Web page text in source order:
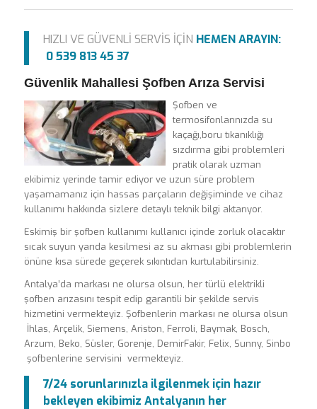
HIZLI VE GÜVENLİ SERVİS İÇİN HEMEN ARAYIN:
0 539 813 45 37
Güvenlik Mahallesi Şofben Arıza Servisi
Şofben ve
termosifonlarınızda su
kaçağı,boru tıkanıklığı
sızdırma gibi problemleri
pratik olarak uzman
ekibimiz yerinde tamir ediyor ve uzun süre problem
yaşamamanız için hassas parçaların değişiminde ve cihaz
kullanımı hakkında sizlere detaylı teknik bilgi aktarıyor.
Eskimiş bir şofben kullanımı kullanıcı içinde zorluk olacaktır
sıcak suyun yarıda kesilmesi az su akması gibi problemlerin
önüne kısa sürede geçerek sıkıntıdan kurtulabilirsiniz.
Antalya’da markası ne olursa olsun, her türlü elektrikli
şofben arızasını tespit edip garantili bir şekilde servis
hizmetini vermekteyiz. Şofbenlerin markası ne olursa olsun
İhlas, Arçelik, Siemens, Ariston, Ferroli, Baymak, Bosch,
Arzum, Beko, Süsler, Gorenje, DemirFakir, Felix, Sunny, Sinbo
şofbenlerine servisini vermekteyiz.
7/24 sorunlarınızla ilgilenmek için hazır
bekleyen ekibimiz Antalyanın her